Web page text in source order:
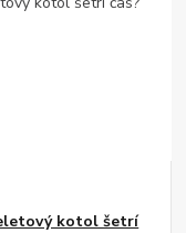
kotol šetrí